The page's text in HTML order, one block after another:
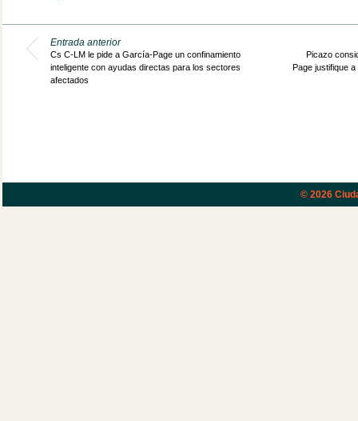
Entrada anterior
Cs C-LM le pide a García-Page un confinamiento
inteligente con ayudas directas para los sectores
afectados
Picazo
Page justifique
© 2026